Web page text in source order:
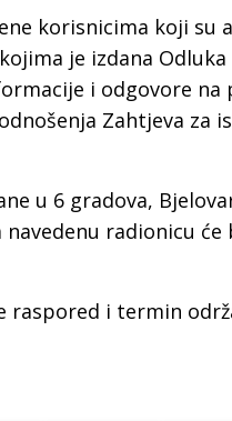
korisnicima koji su
je izdana
i odgovore na
Zahtjeva za
u 6 gradova,
navedenu radionicu
raspored i termin